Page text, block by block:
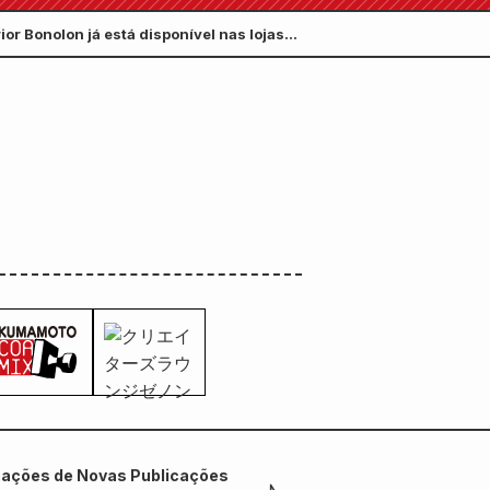
Bonolon já está disponível nas lojas
de Novas Publicações